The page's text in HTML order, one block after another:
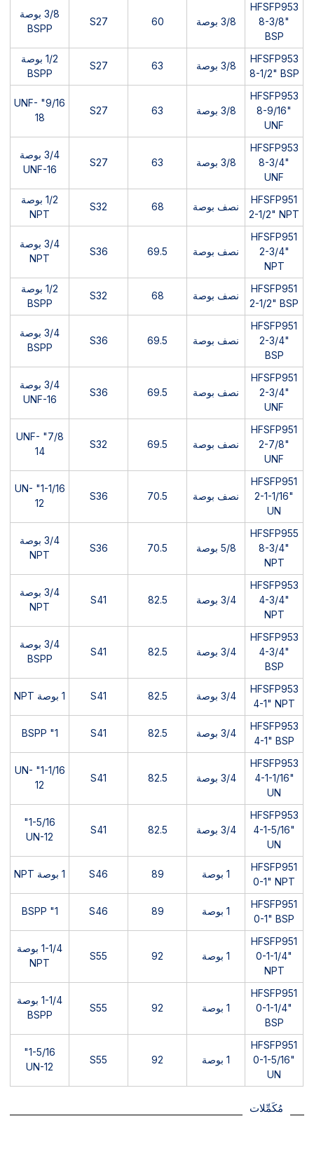
HFSFP953
8-3/8"
BSP
3/8 بوصة 60
S27
3/8 بوصة
BSPP
HFSFP953
8-1/2" BSP
3/8 بوصة 63
S27
1/2 بوصة
BSPP
HFSFP953
8-9/16"
UNF
3/8 بوصة 63
S27
9/16" UNF-
18
HFSFP953
8-3/4"
UNF
3/8 بوصة 63
S27
3/4 بوصة
UNF-16
HFSFP951
2-1/2" NPT
نصف بوصة 68
S32
1/2 بوصة
NPT
HFSFP951
2-3/4"
NPT
نصف بوصة 69.5
S36
3/4 بوصة
NPT
HFSFP951
2-1/2" BSP
نصف بوصة 68
S32
1/2 بوصة
BSPP
HFSFP951
2-3/4"
BSP
نصف بوصة 69.5
S36
3/4 بوصة
BSPP
HFSFP951
2-3/4"
UNF
نصف بوصة 69.5
S36
3/4 بوصة
UNF-16
HFSFP951
2-7/8"
UNF
نصف بوصة 69.5
S32
7/8" UNF-
14
HFSFP951
2-1-1/16"
UN
نصف بوصة 70.5
S36
1-1/16" UN-
12
HFSFP955
8-3/4"
NPT
5/8 بوصة 70.5
S36
3/4 بوصة
NPT
HFSFP953
4-3/4"
NPT
3/4 بوصة 82.5
S41
3/4 بوصة
NPT
HFSFP953
4-3/4"
BSP
3/4 بوصة 82.5
S41
3/4 بوصة
BSPP
HFSFP953
4-1" NPT
3/4 بوصة 82.5
S41 1 بوصة NPT
HFSFP953
4-1" BSP
3/4 بوصة 82.5
S41
1" BSPP
HFSFP953
4-1-1/16"
UN
3/4 بوصة 82.5
S41
1-1/16" UN-
12
HFSFP953
4-1-5/16"
UN
3/4 بوصة 82.5
S41
1-5/16"
UN-12
HFSFP951
0-1" NPT
1 بوصة 89
S46 1 بوصة NPT
HFSFP951
0-1" BSP
1 بوصة 89
S46
1" BSPP
HFSFP951
0-1-1/4"
NPT
1 بوصة 92
S55
1-1/4 بوصة
NPT
HFSFP951
0-1-1/4"
BSP
1 بوصة 92
S55
1-1/4 بوصة
BSPP
HFSFP951
0-1-5/16"
UN
1 بوصة 92
S55
1-5/16"
UN-12
مُكَمِّلات